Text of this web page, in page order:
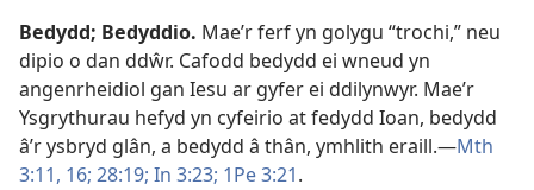
Bedydd; Bedyddio. Mae’r ferf yn golygu “trochi,” neu
dipio o dan ddŵr. Cafodd bedydd ei wneud yn
angenrheidiol gan Iesu ar gyfer ei ddilynwyr. Mae’r
Ysgrythurau hefyd yn cyfeirio at fedydd Ioan, bedydd
â’r ysbryd glân, a bedydd â thân, ymhlith eraill.—Mth
3:11, 16; 28:19; In 3:23; 1Pe 3:21.